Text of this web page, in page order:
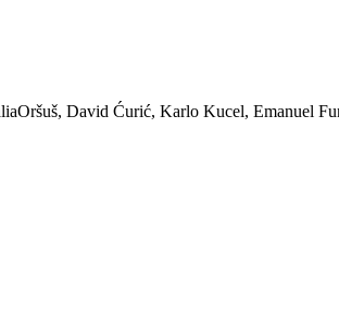
David Ćurić, Karlo Kucel, Emanuel